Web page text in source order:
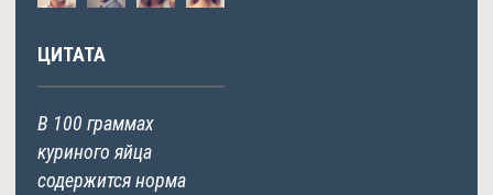
ЦИТАТА
В 100 граммах
куриного яйца
содержится норма